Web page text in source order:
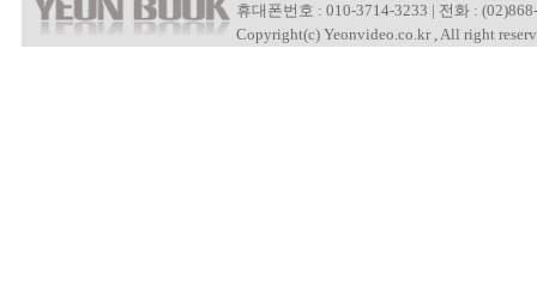
휴대폰번호 : 010-3714-3233 | 전화 :
Copyright(c) Yeonvideo.co.kr , All right